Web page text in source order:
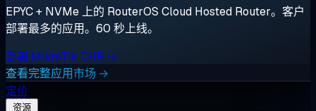
EPYC + NVMe 上的 RouterOS Cloud Hosted Router。客户
部署最多的应用。60 秒上线。
部署 MikroTik CHR →
查看完整应用市场 →
定价